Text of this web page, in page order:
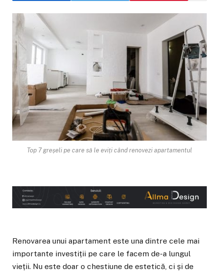
Top 7 greșeli pe care să le eviți când renovezi apartamentul
Renovarea unui apartament este una dintre cele mai
importante investiții pe care le facem de-a lungul
vieții. Nu este doar o chestiune de estetică, ci și de